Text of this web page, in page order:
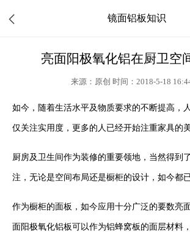
镜面铝板知识
亮面阳极氧化铝在厨卫空
来源：原创 时间：2018-5-18
如今，随着生活水平及物质要求的不断提高，
仅关注实用度，更多的人已经开始注重家具的美
厨房及卫生间作为装修的重要领地，当然得到
注，无论是空间布局还是橱柜的设计，如今都
作为橱柜的面板，如今应用十分广泛的要数亮
面阳极氧化铝板可以作为铝蜂窝板的面层材料